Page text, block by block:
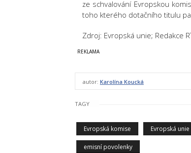
ze schvalování Evropskou
toho kterého dotačního titulu
Zdroj: Evropská unie; Redakce
autor: Karolína Koucká
TAGY
Evropská komise Evropská unie
emisní povolenky